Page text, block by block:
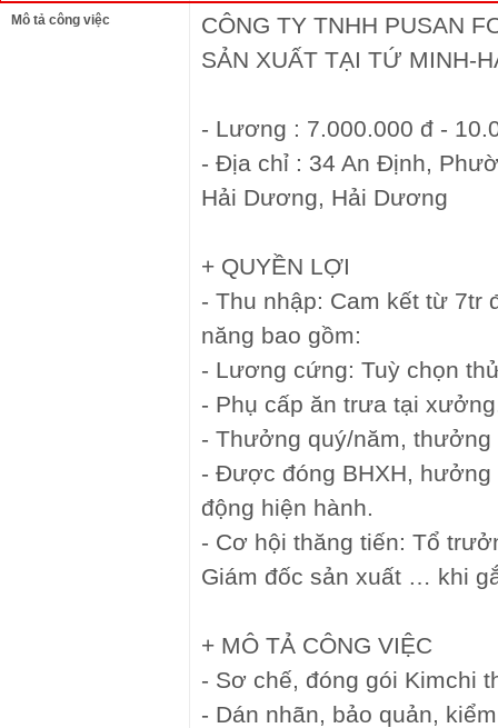
Mô tả công việc
CÔNG TY TNHH PUSAN
SẢN XUẤT TẠI TỨ MINH-
- Lương : 7.000.000 đ -
- Địa chỉ : 34 An Định,
Hải Dương, Hải Dương
+ QUYỀN LỢI
- Thu nhập: Cam kết từ 7tr
năng bao gồm:
- Lương cứng: Tuỳ chọn
- Phụ cấp ăn trưa tại
- Thưởng quý/năm,
- Được đóng BHXH,
động hiện hành.
- Cơ hội thăng tiến: Tổ
Giám đốc sản xuất … khi
+ MÔ TẢ CÔNG VIỆC
- Sơ chế, đóng gói Kimchi
- Dán nhãn, bảo quản,